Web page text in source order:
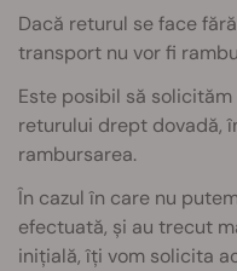
Dacă returul se face
transport nu vor fi
Este posibil să
returului drept dovadă,
rambursarea.
În cazul în care nu
efectuată, și au trecut
inițială, îți vom solicita